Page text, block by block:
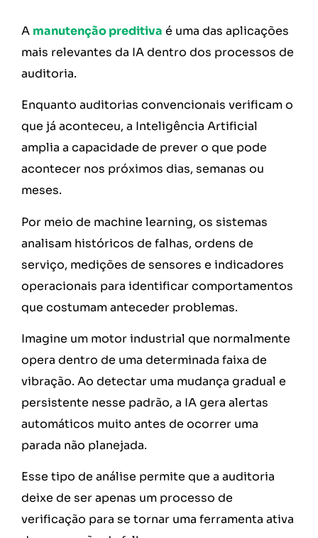
A manutenção preditiva é uma das aplicações
mais relevantes da IA dentro dos processos de
auditoria.
Enquanto auditorias convencionais verificam o
que já aconteceu, a Inteligência Artificial
amplia a capacidade de prever o que pode
acontecer nos próximos dias, semanas ou
meses.
Por meio de machine learning, os sistemas
analisam históricos de falhas, ordens de
serviço, medições de sensores e indicadores
operacionais para identificar comportamentos
que costumam anteceder problemas.
Imagine um motor industrial que normalmente
opera dentro de uma determinada faixa de
vibração. Ao detectar uma mudança gradual e
persistente nesse padrão, a IA gera alertas
automáticos muito antes de ocorrer uma
parada não planejada.
Esse tipo de análise permite que a auditoria
deixe de ser apenas um processo de
verificação para se tornar uma ferramenta ativa